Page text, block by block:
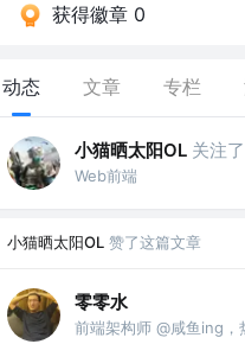
获得徽章 0
动态 文章 专栏
小猫晒太阳OL 关注了
Web前端
小猫晒太阳OL 赞了这篇文章
零零水
前端架构师 @咸鱼ing，